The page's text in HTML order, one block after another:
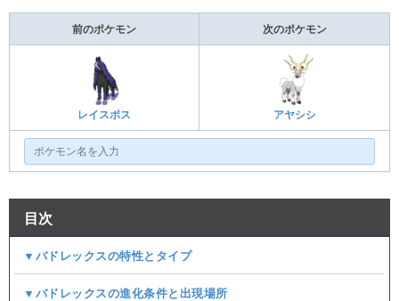
前のポケモン 次のポケモン
レイスポス アヤシシ
目次
▼バドレックスの特性とタイプ
▼バドレックスの進化条件と出現場所